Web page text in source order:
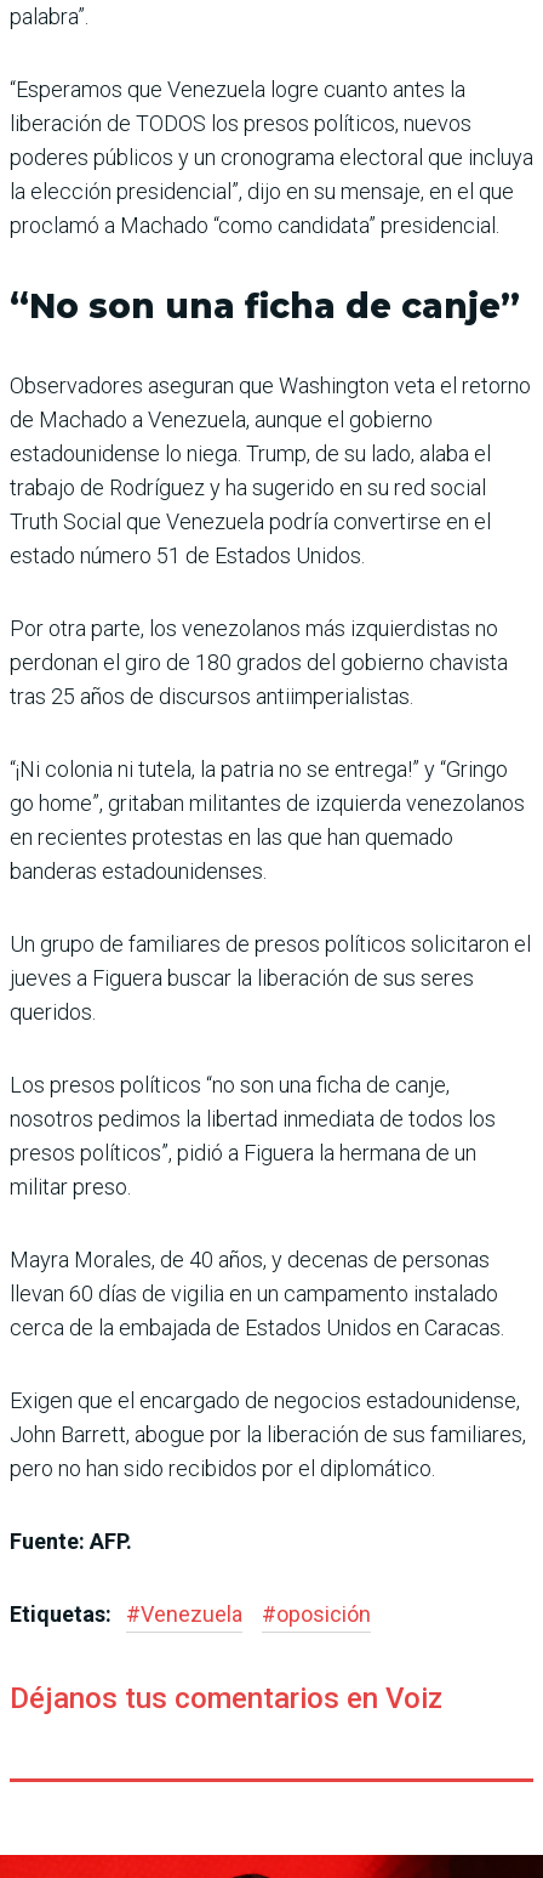
palabra”.
“Esperamos que Venezuela logre cuanto antes la
liberación de TODOS los presos políticos, nuevos
poderes públicos y un cronograma electoral que incluya
la elección presidencial”, dijo en su mensaje, en el que
proclamó a Machado “como candidata” presidencial.
“No son una ficha de canje”
Observadores aseguran que Washington veta el retorno
de Machado a Venezuela, aunque el gobierno
estadounidense lo niega. Trump, de su lado, alaba el
trabajo de Rodríguez y ha sugerido en su red social
Truth Social que Venezuela podría convertirse en el
estado número 51 de Estados Unidos.
Por otra parte, los venezolanos más izquierdistas no
perdonan el giro de 180 grados del gobierno chavista
tras 25 años de discursos antiimperialistas.
“¡Ni colonia ni tutela, la patria no se entrega!” y “Gringo
go home”, gritaban militantes de izquierda venezolanos
en recientes protestas en las que han quemado
banderas estadounidenses.
Un grupo de familiares de presos políticos solicitaron el
jueves a Figuera buscar la liberación de sus seres
queridos.
Los presos políticos “no son una ficha de canje,
nosotros pedimos la libertad inmediata de todos los
presos políticos”, pidió a Figuera la hermana de un
militar preso.
Mayra Morales, de 40 años, y decenas de personas
llevan 60 días de vigilia en un campamento instalado
cerca de la embajada de Estados Unidos en Caracas.
Exigen que el encargado de negocios estadounidense,
John Barrett, abogue por la liberación de sus familiares,
pero no han sido recibidos por el diplomático.
Fuente: AFP.
Etiquetas: #Venezuela #oposición
Déjanos tus comentarios en Voiz